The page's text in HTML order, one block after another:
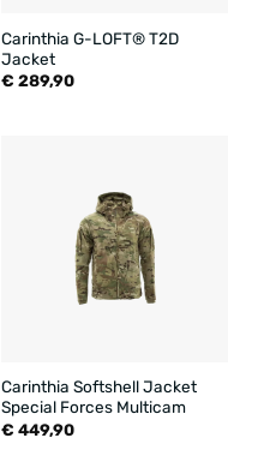
Carinthia G-LOFT® T2D
Jacket
€ 289,90
Carinthia Softshell Jacket
Special Forces Multicam
€ 449,90